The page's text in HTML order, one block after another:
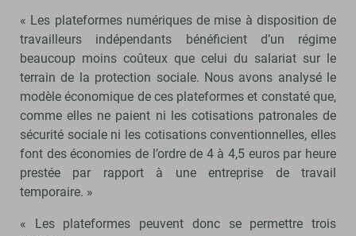
« Les plateformes numériques de mise à disposition de
travailleurs indépendants bénéficient d’un régime
beaucoup moins coûteux que celui du salariat sur le
terrain de la protection sociale. Nous avons analysé le
modèle économique de ces plateformes et constaté que,
comme elles ne paient ni les cotisations patronales de
sécurité sociale ni les cotisations conventionnelles, elles
font des économies de l’ordre de 4 à 4,5 euros par heure
prestée par rapport à une entreprise de travail
temporaire. »
« Les plateformes peuvent donc se permettre trois